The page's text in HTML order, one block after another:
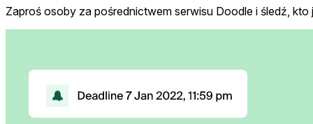
Zaproś osoby za pośrednictwem serwisu Doodle i śledź, kto